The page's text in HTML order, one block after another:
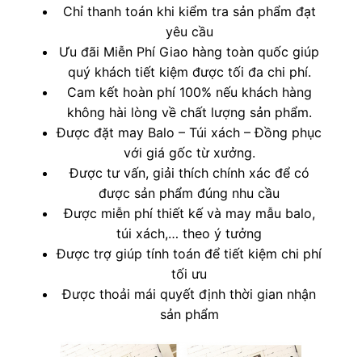
Chỉ thanh toán khi kiểm tra sản phẩm đạt
yêu cầu
Ưu đãi Miễn Phí Giao hàng toàn quốc giúp
quý khách tiết kiệm được tối đa chi phí.
Cam kết hoàn phí 100% nếu khách hàng
không hài lòng về chất lượng sản phẩm.
Được đặt may Balo – Túi xách – Đồng phục
với giá gốc từ xưởng.
Được tư vấn, giải thích chính xác để có
được sản phẩm đúng nhu cầu
Được miễn phí thiết kế và may mẫu balo,
túi xách,… theo ý tưởng
Được trợ giúp tính toán để tiết kiệm chi phí
tối ưu
Được thoải mái quyết định thời gian nhận
sản phẩm